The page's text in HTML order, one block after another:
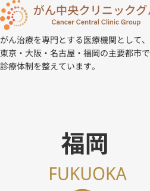
がん治療を専門とする医療機関として、
東京・大阪・名古屋・福岡の主要都市で
診療体制を整えています。